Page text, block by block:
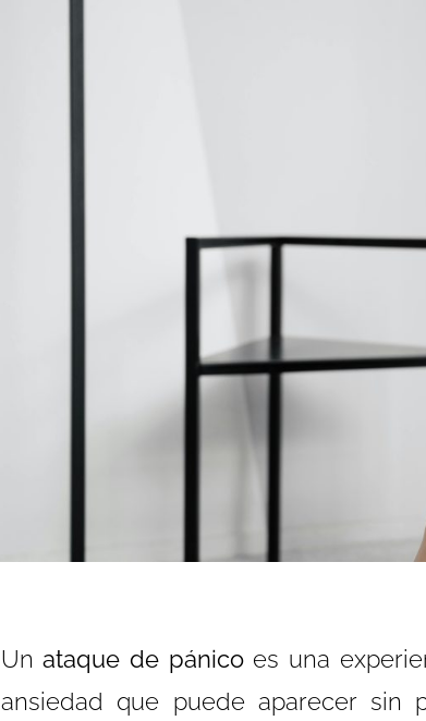
Unataque de pánicoes una
ansiedad que puede aparecer sin